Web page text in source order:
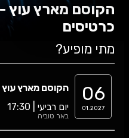
הקוסם מארץ עוץ
כרטיסים
מתי מופיע?
06
01.2027
הקוסם מארץ
יום רביעי | 17:30
באר טוביה